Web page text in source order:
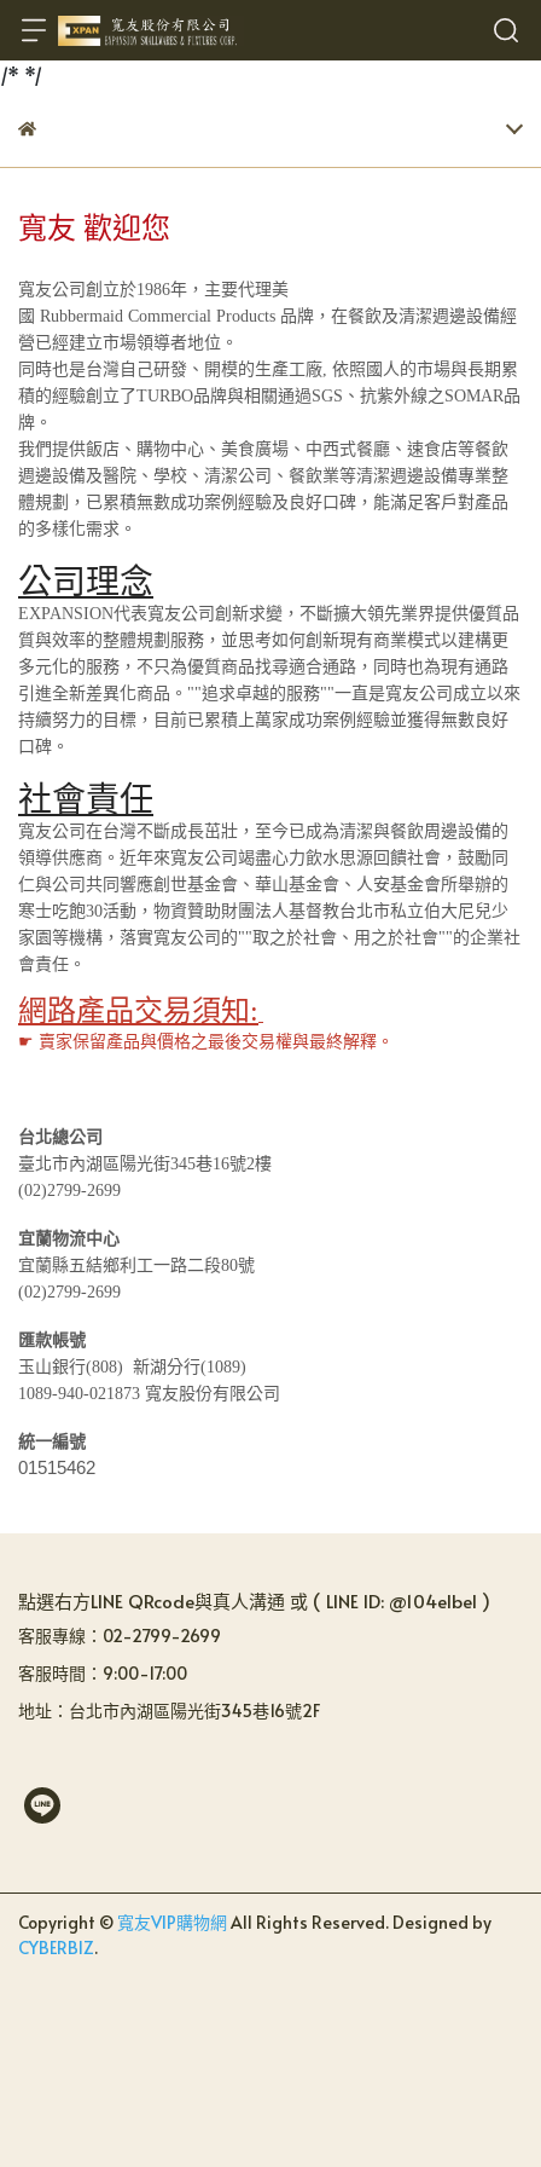
/* */
寬友 歡迎您
寬友公司創立於1986年，主要代理美
國 Rubbermaid Commercial Products 品牌，在餐飲及清潔週邊設備經
營已經建立市場領導者地位。
同時也是台灣自己研發、開模的生產工廠, 依照國人的市場與長期累
積的經驗創立了TURBO品牌與相關通過SGS、抗紫外線之SOMAR品
牌。
我們提供飯店、購物中心、美食廣場、中西式餐廳、速食店等餐飲
週邊設備及醫院、學校、清潔公司、餐飲業等清潔週邊設備專業整
體規劃，已累積無數成功案例經驗及良好口碑，能滿足客戶對產品
的多樣化需求。
公司理念
EXPANSION代表寬友公司創新求變，不斷擴大領先業界提供優質品
質與效率的整體規劃服務，並思考如何創新現有商業模式以建構更
多元化的服務，不只為優質商品找尋適合通路，同時也為現有通路
引進全新差異化商品。""追求卓越的服務""一直是寬友公司成立以來
持續努力的目標，目前已累積上萬家成功案例經驗並獲得無數良好
口碑。
社會責任
寬友公司在台灣不斷成長茁壯，至今已成為清潔與餐飲周邊設備的
領導供應商。近年來寬友公司竭盡心力飲水思源回饋社會，鼓勵同
仁與公司共同響應創世基金會、華山基金會、人安基金會所舉辦的
寒士吃飽30活動，物資贊助財團法人基督教台北市私立伯大尼兒少
家園等機構，落實寬友公司的""取之於社會、用之於社會""的企業社
會責任。
網路產品交易須知:
☛ 賣家保留產品與價格之最後交易權與最終解釋。
台北總公司
臺北市內湖區陽光街345巷16號2樓
(02)2799-2699
宜蘭物流中心
宜蘭縣五結鄉利工一路二段80號
(02)2799-2699
匯款帳號
玉山銀行(808) 新湖分行(1089)
1089-940-021873 寬友股份有限公司
統一編號
01515462
點選右方LINE QRcode與真人溝通 或 ( LINE ID: @104elbel )
客服專線：02-2799-2699
客服時間：9:00-17:00
地址：台北市內湖區陽光街345巷16號2F
Copyright © 寬友VIP購物網All Rights Reserved. Designed by
CYBERBIZ.